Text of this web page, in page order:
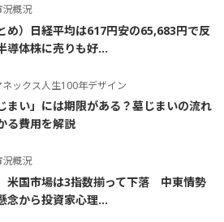
況概況
め）日経平均は617円安の65,683円で反
体株に売りも好...
ネックス人生100年デザイン
まい」には期限がある？墓じまいの流れ
る費用を解説
況概況
）米国市場は3指数揃って下落 中東情勢
念から投資家心理...